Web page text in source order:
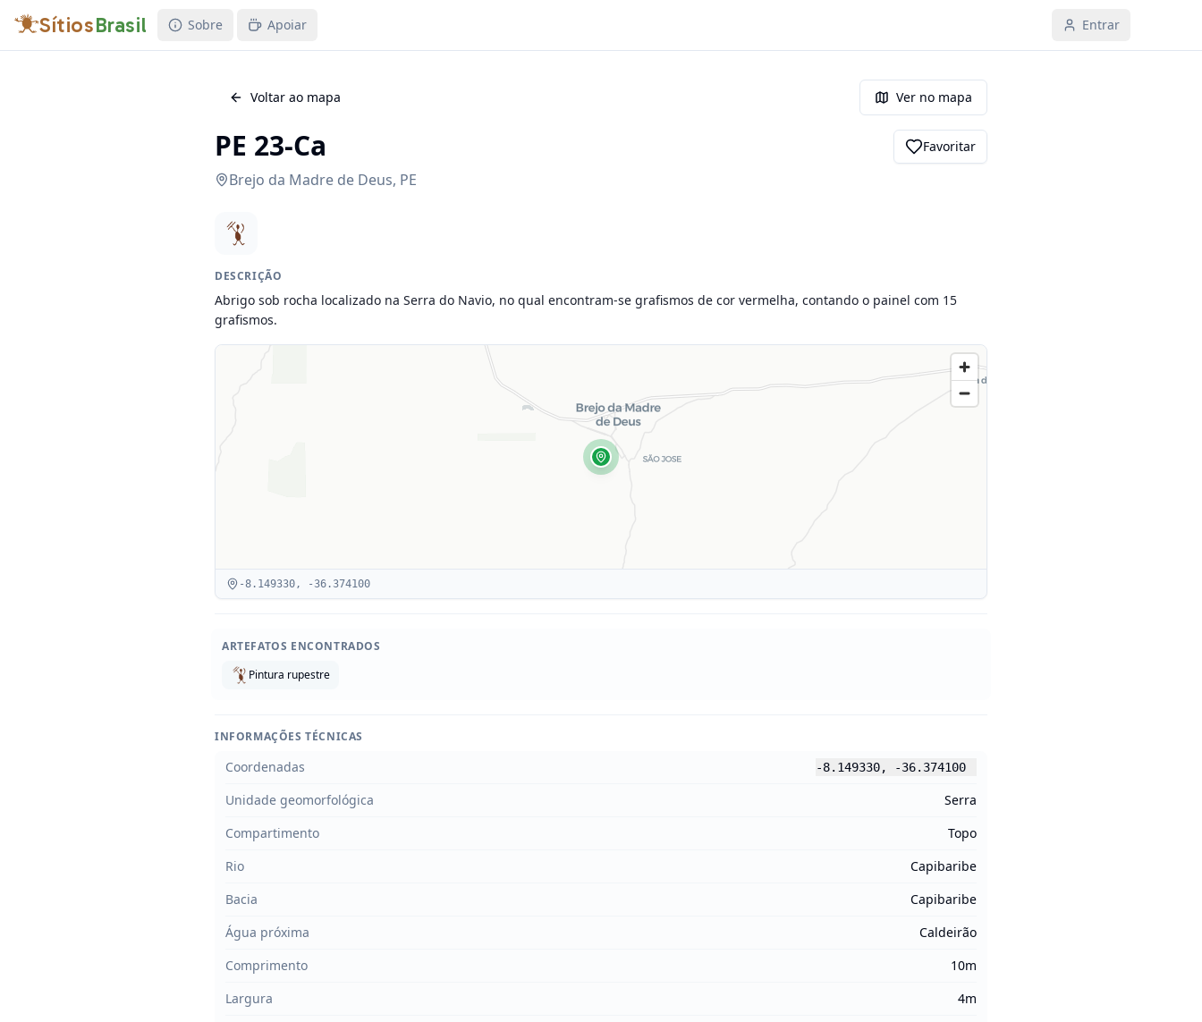
SítiosBrasil Sobre Apoiar Entrar
Voltar ao mapa Ver no mapa
PE 23-Ca
Brejo da Madre de Deus, PE
Favoritar
DESCRIÇÃO
Abrigo sob rocha localizado na Serra do Navio, no qual encontram-se grafismos de cor vermelha, contando o painel com 15
grafismos.
-8.149330, -36.374100
ARTEFATOS ENCONTRADOS
Pintura rupestre
INFORMAÇÕES TÉCNICAS
Coordenadas -8.149330, -36.374100
Unidade geomorfológica
Serra
Compartimento
Topo
Rio
Capibaribe
Bacia
Capibaribe
Água próxima
Caldeirão
Comprimento
10m
Largura
4m